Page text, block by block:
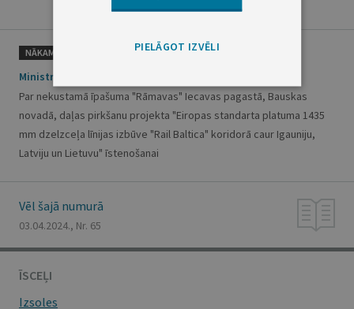
NĀKAMAIS
Ministru kabineta rīkojums Nr. 228
Par nekustamā īpašuma "Rāmavas" Iecavas pagastā, Bauskas
novadā, daļas pirkšanu projekta "Eiropas standarta platuma 1435
mm dzelzceļa līnijas izbūve "Rail Baltica" koridorā caur Igauniju,
Latviju un Lietuvu" īstenošanai
Vēl šajā numurā
03.04.2024., Nr. 65
ĪSCEĻI
Izsoles
PIELĀGOT IZVĒLI